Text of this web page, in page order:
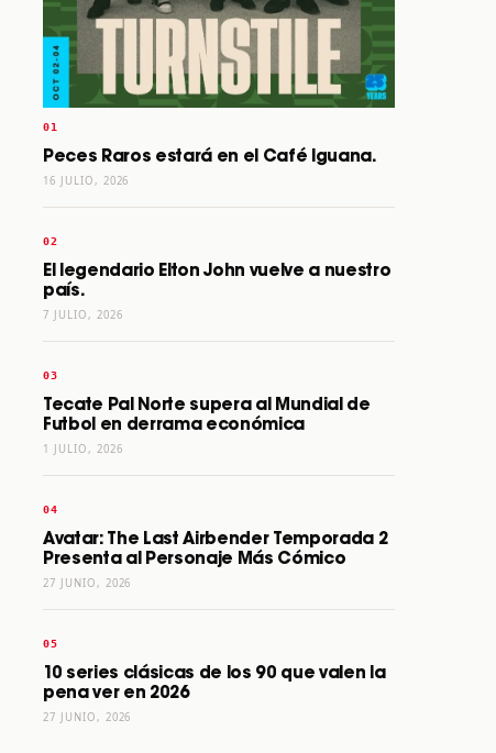
Peces Raros estará en el Café Iguana.
16 JULIO, 2026
El legendario Elton John vuelve a nuestro
país.
7 JULIO, 2026
Tecate Pal Norte supera al Mundial de
Futbol en derrama económica
1 JULIO, 2026
Avatar: The Last Airbender Temporada 2
Presenta al Personaje Más Cómico
27 JUNIO, 2026
10 series clásicas de los 90 que valen la
pena ver en 2026
27 JUNIO, 2026